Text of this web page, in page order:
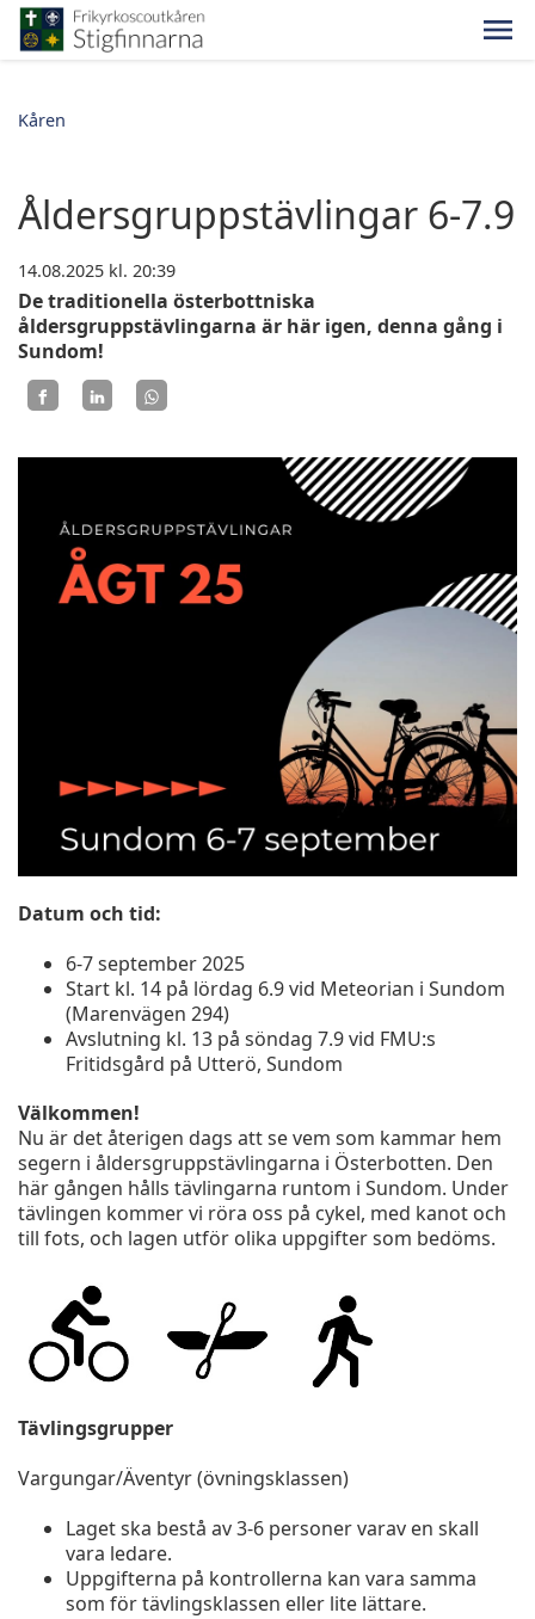
Kåren
Åldersgruppstävlingar 6-7.9
14.08.2025 kl. 20:39
De traditionella österbottniska
åldersgruppstävlingarna är här igen, denna gång i
Sundom!
Datum och tid:
6-7 september 2025
Start kl. 14 på lördag 6.9 vid Meteorian i Sundom
(Marenvägen 294)
Avslutning kl. 13 på söndag 7.9 vid FMU:s
Fritidsgård på Utterö, Sundom
Välkommen!
Nu är det återigen dags att se vem som kammar hem
segern i åldersgruppstävlingarna i Österbotten. Den
här gången hålls tävlingarna runtom i Sundom. Under
tävlingen kommer vi röra oss på cykel, med kanot och
till fots, och lagen utför olika uppgifter som bedöms.
Tävlingsgrupper
Vargungar/Äventyr (övningsklassen)
Laget ska bestå av 3-6 personer varav en skall
vara ledare.
Uppgifterna på kontrollerna kan vara samma
som för tävlingsklassen eller lite lättare.